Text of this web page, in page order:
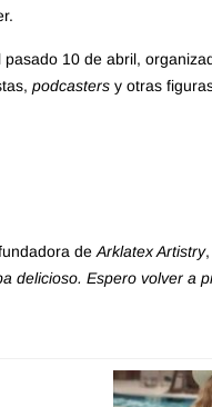
pasado 10 de abril,
podcasters y otras
deArklatex Artistry
delicioso. Espero volver a